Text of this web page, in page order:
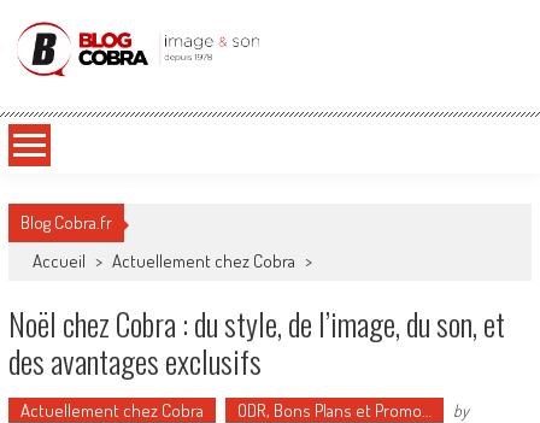
Blog Cobra
Blog Cobra.fr
Accueil > Actuellement chez Cobra >
Noël chez Cobra : du style, de l’image, du son, et
des avantages exclusifs
Actuellement chez Cobra ODR, Bons Plans et Promo…
by